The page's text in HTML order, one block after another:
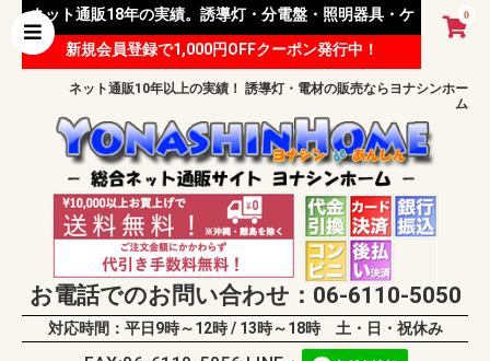
0
ネット通販18年の実績。誘導灯・分電盤・照明器具・ケ
ーブル等 様々な資材を取り扱っています。
新規会員登録で1,000円OFFクーポン発行中！
ネット通販10年以上の実績！ 誘導灯・電材の販売ならヨナシンホー
ム
お電話でのお問い合わせ：06-6110-5050
対応時間：平日9時～12時 / 13時～18時 土・日・祝休み